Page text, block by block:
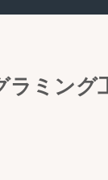
ラミン